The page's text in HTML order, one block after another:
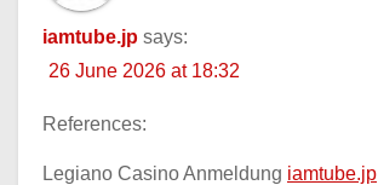
iamtube.jp says:
26 June 2026 at 18:32
References:
Legiano Casino Anmeldung iamtube.jp